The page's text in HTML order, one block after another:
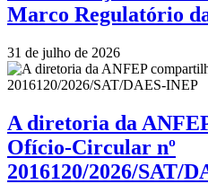
Marco Regulatório
31 de julho de 2026
A diretoria da
Ofício-Circular nº
2016120/2026/SAT/